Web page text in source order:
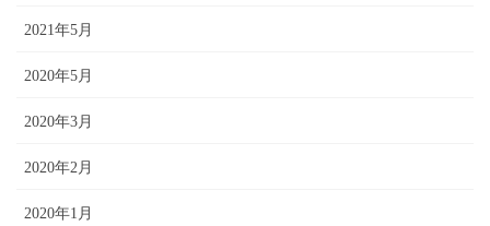
2021年5月
2020年5月
2020年3月
2020年2月
2020年1月